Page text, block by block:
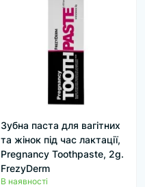
Зубна паста для вагітних
та жінок під час лактації,
Pregnancy Toothpaste, 2g.
FrezyDerm
В наявності